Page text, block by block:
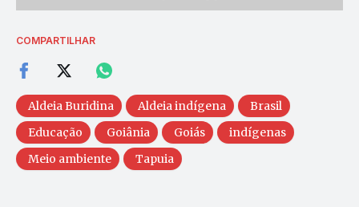
COMPARTILHAR
Aldeia Buridina Aldeia indígena
Brasil
Educação
Goiânia Goiás
indígenas
Meio ambiente
Tapuia